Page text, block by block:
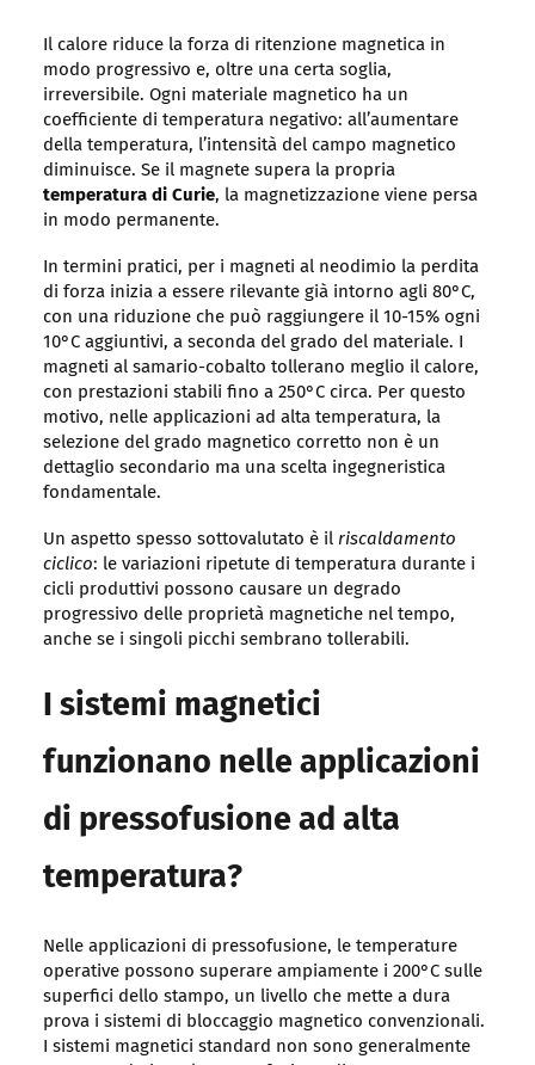
Il calore riduce la forza di ritenzione magnetica in
modo progressivo e, oltre una certa soglia,
irreversibile. Ogni materiale magnetico ha un
coefficiente di temperatura negativo: all’aumentare
della temperatura, l’intensità del campo magnetico
diminuisce. Se il magnete supera la propria
temperatura di Curie, la magnetizzazione viene persa
in modo permanente.
In termini pratici, per i magneti al neodimio la perdita
di forza inizia a essere rilevante già intorno agli 80°C,
con una riduzione che può raggiungere il 10-15% ogni
10°C aggiuntivi, a seconda del grado del materiale. I
magneti al samario-cobalto tollerano meglio il calore,
con prestazioni stabili fino a 250°C circa. Per questo
motivo, nelle applicazioni ad alta temperatura, la
selezione del grado magnetico corretto non è un
dettaglio secondario ma una scelta ingegneristica
fondamentale.
Un aspetto spesso sottovalutato è il riscaldamento
ciclico: le variazioni ripetute di temperatura durante i
cicli produttivi possono causare un degrado
progressivo delle proprietà magnetiche nel tempo,
anche se i singoli picchi sembrano tollerabili.
I sistemi magnetici
funzionano nelle applicazioni
di pressofusione ad alta
temperatura?
Nelle applicazioni di pressofusione, le temperature
operative possono superare ampiamente i 200°C sulle
superfici dello stampo, un livello che mette a dura
prova i sistemi di bloccaggio magnetico convenzionali.
I sistemi magnetici standard non sono generalmente